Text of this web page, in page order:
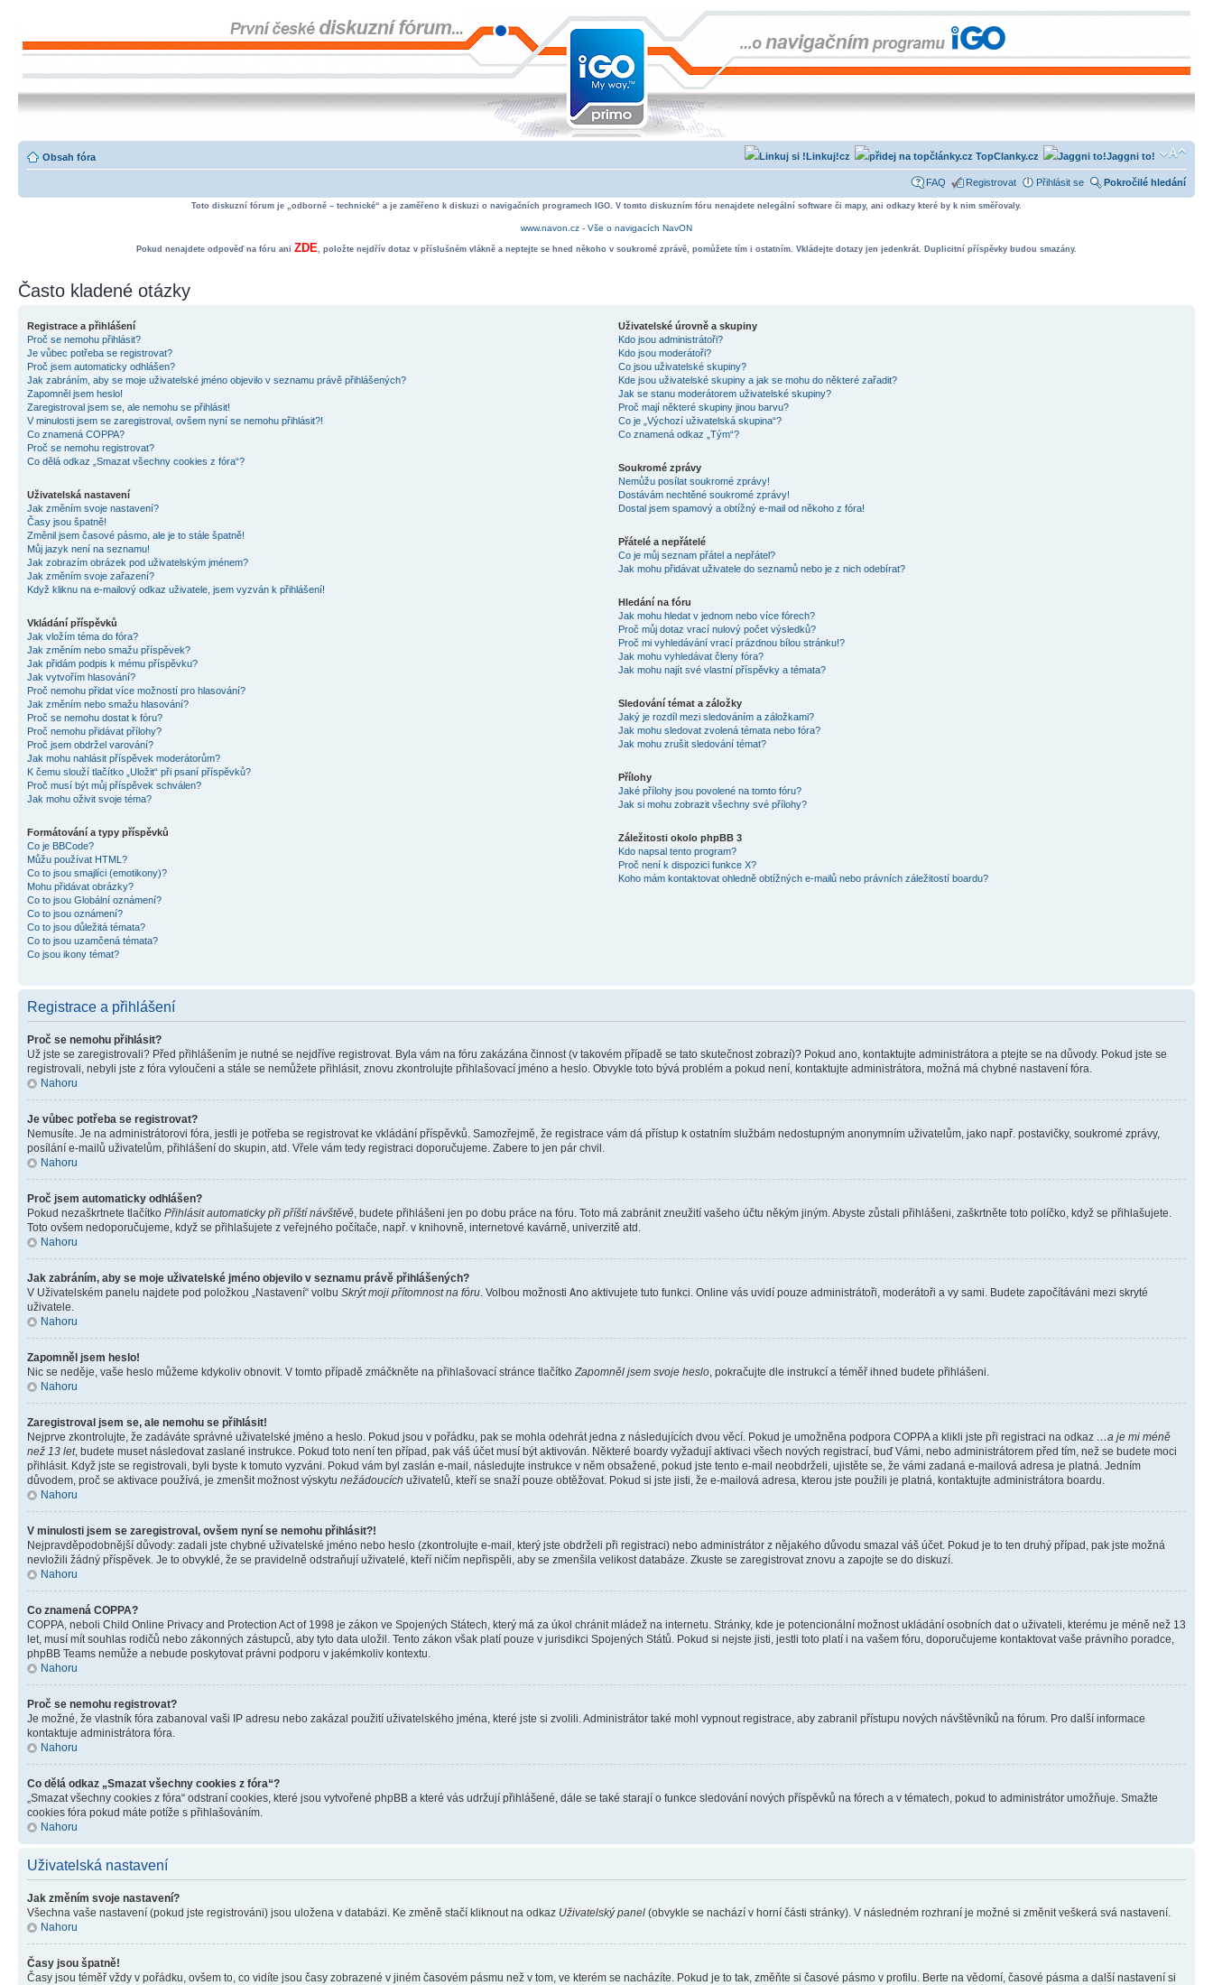
Obsah fóra Jaggni to!
TopClanky.cz
Linkuj!cz
FAQ Registrovat Přihlásit se Pokročilé hledání
Toto diskuzní fórum je „odborně – technické“ a je zaměřeno k diskuzi o navigačních programech IGO. V tomto diskuzním fóru nenajdete nelegální software či mapy, ani odkazy které by k nim směřovaly.
www.navon.cz - Vše o navigacích NavON
Pokud nenajdete odpověď na fóru ani ZDE, položte nejdřív dotaz v příslušném vlákně a neptejte se hned někoho v soukromé zprávě, pomůžete tím i ostatním. Vkládejte dotazy jen jedenkrát. Duplicitní příspěvky budou smazány.
Často kladené otázky
Registrace a přihlášení
Proč se nemohu přihlásit?
Je vůbec potřeba se registrovat?
Proč jsem automaticky odhlášen?
Jak zabráním, aby se moje uživatelské jméno objevilo v seznamu právě přihlášených?
Zapomněl jsem heslo!
Zaregistroval jsem se, ale nemohu se přihlásit!
V minulosti jsem se zaregistroval, ovšem nyní se nemohu přihlásit?!
Co znamená COPPA?
Proč se nemohu registrovat?
Co dělá odkaz „Smazat všechny cookies z fóra“?
Uživatelská nastavení
Jak změním svoje nastavení?
Časy jsou špatně!
Změnil jsem časové pásmo, ale je to stále špatně!
Můj jazyk není na seznamu!
Jak zobrazím obrázek pod uživatelským jménem?
Jak změním svoje zařazení?
Když kliknu na e-mailový odkaz uživatele, jsem vyzván k přihlášení!
Vkládání příspěvků
Jak vložím téma do fóra?
Jak změním nebo smažu příspěvek?
Jak přidám podpis k mému příspěvku?
Jak vytvořím hlasování?
Proč nemohu přidat více možností pro hlasování?
Jak změním nebo smažu hlasování?
Proč se nemohu dostat k fóru?
Proč nemohu přidávat přílohy?
Proč jsem obdržel varování?
Jak mohu nahlásit příspěvek moderátorům?
K čemu slouží tlačítko „Uložit“ při psaní příspěvků?
Proč musí být můj příspěvek schválen?
Jak mohu oživit svoje téma?
Formátování a typy příspěvků
Co je BBCode?
Můžu používat HTML?
Co to jsou smajlíci (emotikony)?
Mohu přidávat obrázky?
Co to jsou Globální oznámení?
Co to jsou oznámení?
Co to jsou důležitá témata?
Co to jsou uzamčená témata?
Co jsou ikony témat?
Uživatelské úrovně a skupiny
Kdo jsou administrátoři?
Kdo jsou moderátoři?
Co jsou uživatelské skupiny?
Kde jsou uživatelské skupiny a jak se mohu do některé zařadit?
Jak se stanu moderátorem uživatelské skupiny?
Proč mají některé skupiny jinou barvu?
Co je „Výchozí uživatelská skupina“?
Co znamená odkaz „Tým“?
Soukromé zprávy
Nemůžu posílat soukromé zprávy!
Dostávám nechtěné soukromé zprávy!
Dostal jsem spamový a obtížný e-mail od někoho z fóra!
Přátelé a nepřátelé
Co je můj seznam přátel a nepřátel?
Jak mohu přidávat uživatele do seznamů nebo je z nich odebírat?
Hledání na fóru
Jak mohu hledat v jednom nebo více fórech?
Proč můj dotaz vrací nulový počet výsledků?
Proč mi vyhledávání vrací prázdnou bílou stránku!?
Jak mohu vyhledávat členy fóra?
Jak mohu najít své vlastní příspěvky a témata?
Sledování témat a záložky
Jaký je rozdíl mezi sledováním a záložkami?
Jak mohu sledovat zvolená témata nebo fóra?
Jak mohu zrušit sledování témat?
Přílohy
Jaké přílohy jsou povolené na tomto fóru?
Jak si mohu zobrazit všechny své přílohy?
Záležitosti okolo phpBB 3
Kdo napsal tento program?
Proč není k dispozici funkce X?
Koho mám kontaktovat ohledně obtížných e-mailů nebo právních záležitostí boardu?
Registrace a přihlášení
Proč se nemohu přihlásit?
Už jste se zaregistrovali? Před přihlášením je nutné se nejdříve registrovat. Byla vám na fóru zakázána činnost (v takovém případě se tato skutečnost zobrazí)? Pokud ano, kontaktujte administrátora a ptejte se na důvody. Pokud jste se
registrovali, nebyli jste z fóra vyloučeni a stále se nemůžete přihlásit, znovu zkontrolujte přihlašovací jméno a heslo. Obvykle toto bývá problém a pokud není, kontaktujte administrátora, možná má chybné nastavení fóra.
Nahoru
Je vůbec potřeba se registrovat?
Nemusíte. Je na administrátorovi fóra, jestli je potřeba se registrovat ke vkládání příspěvků. Samozřejmě, že registrace vám dá přístup k ostatním službám nedostupným anonymním uživatelům, jako např. postavičky, soukromé zprávy,
posílání e-mailů uživatelům, přihlášení do skupin, atd. Vřele vám tedy registraci doporučujeme. Zabere to jen pár chvil.
Nahoru
Proč jsem automaticky odhlášen?
Pokud nezaškrtnete tlačítko Přihlásit automaticky při příští návštěvě, budete přihlášeni jen po dobu práce na fóru. Toto má zabránit zneužití vašeho účtu někým jiným. Abyste zůstali přihlášeni, zaškrtněte toto políčko, když se přihlašujete.
Toto ovšem nedoporučujeme, když se přihlašujete z veřejného počítače, např. v knihovně, internetové kavárně, univerzitě atd.
Nahoru
Jak zabráním, aby se moje uživatelské jméno objevilo v seznamu právě přihlášených?
V Uživatelském panelu najdete pod položkou „Nastavení“ volbu Skrýt moji přítomnost na fóru. Volbou možnosti Ano aktivujete tuto funkci. Online vás uvidí pouze administrátoři, moderátoři a vy sami. Budete započítáváni mezi skryté
uživatele.
Nahoru
Zapomněl jsem heslo!
Nic se neděje, vaše heslo můžeme kdykoliv obnovit. V tomto případě zmáčkněte na přihlašovací stránce tlačítkoZapomněl jsem svoje heslo, pokračujte dle instrukcí a téměř ihned budete přihlášeni.
Nahoru
Zaregistroval jsem se, ale nemohu se přihlásit!
Nejprve zkontrolujte, že zadáváte správné uživatelské jméno a heslo. Pokud jsou v pořádku, pak se mohla odehrát jedna z následujících dvou věcí. Pokud je umožněna podpora COPPA a klikli jste při registraci na odkaz …a je mi méně
než 13 let, budete muset následovat zaslané instrukce. Pokud toto není ten případ, pak váš účet musí být aktivován. Některé boardy vyžadují aktivaci všech nových registrací, buď Vámi, nebo administrátorem před tím, než se budete moci
přihlásit. Když jste se registrovali, byli byste k tomuto vyzváni. Pokud vám byl zaslán e-mail, následujte instrukce v něm obsažené, pokud jste tento e-mail neobdrželi, ujistěte se, že vámi zadaná e-mailová adresa je platná. Jedním
důvodem, proč se aktivace používá, je zmenšit možnost výskytu nežádoucích uživatelů, kteří se snaží pouze obtěžovat. Pokud si jste jisti, že e-mailová adresa, kterou jste použili je platná, kontaktujte administrátora boardu.
Nahoru
V minulosti jsem se zaregistroval, ovšem nyní se nemohu přihlásit?!
Nejpravděpodobnější důvody: zadali jste chybné uživatelské jméno nebo heslo (zkontrolujte e-mail, který jste obdrželi při registraci) nebo administrátor z nějakého důvodu smazal váš účet. Pokud je to ten druhý případ, pak jste možná
nevložili žádný příspěvek. Je to obvyklé, že se pravidelně odstraňují uživatelé, kteří ničím nepřispěli, aby se zmenšila velikost databáze. Zkuste se zaregistrovat znovu a zapojte se do diskuzí.
Nahoru
Co znamená COPPA?
COPPA, neboli Child Online Privacy and Protection Act of 1998 je zákon ve Spojených Státech, který má za úkol chránit mládež na internetu. Stránky, kde je potencionální možnost ukládání osobních dat o uživateli, kterému je méně než 13
let, musí mít souhlas rodičů nebo zákonných zástupců, aby tyto data uložil. Tento zákon však platí pouze v jurisdikci Spojených Států. Pokud si nejste jisti, jestli toto platí i na vašem fóru, doporučujeme kontaktovat vaše právního poradce,
phpBB Teams nemůže a nebude poskytovat právni podporu v jakémkoliv kontextu.
Nahoru
Proč se nemohu registrovat?
Je možné, že vlastník fóra zabanoval vaši IP adresu nebo zakázal použití uživatelského jména, které jste si zvolili. Administrátor také mohl vypnout registrace, aby zabranil přístupu nových návštěvníků na fórum. Pro další informace
kontaktuje administrátora fóra.
Nahoru
Co dělá odkaz „Smazat všechny cookies z fóra“?
„Smazat všechny cookies z fóra“ odstraní cookies, které jsou vytvořené phpBB a které vás udržují přihlášené, dále se také starají o funkce sledování nových příspěvků na fórech a v tématech, pokud to administrátor umožňuje. Smažte
cookies fóra pokud máte potíže s přihlašováním.
Nahoru
Uživatelská nastavení
Jak změním svoje nastavení?
Všechna vaše nastavení (pokud jste registrováni) jsou uložena v databázi. Ke změně stačí kliknout na odkaz Uživatelský panel (obvykle se nachází v horní části stránky). V následném rozhraní je možné si změnit veškerá svá nastavení.
Nahoru
Časy jsou špatně!
Časy jsou téměř vždy v pořádku, ovšem to, co vidíte jsou časy zobrazené v jiném časovém pásmu než v tom, ve kterém se nacházíte. Pokud je to tak, změňte si časové pásmo v profilu. Berte na vědomí, časové pásma a další nastavení si